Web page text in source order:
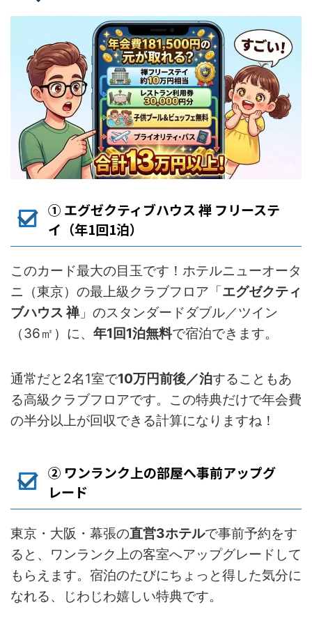
① エグゼクティブハウス 禅 フリーステ
イ（年1回1泊）
このカード最大の目玉です！ホテルニューオータ
ニ（東京）の最上級クラブフロア「エグゼクティ
ブハウス 禅」のスタンダードダブル／ツイン
（36㎡）に、 年1回1泊無料で宿泊できます。
通常だと2名1室で10万円前後／泊することもあ
る高級クラブフロアです。この特典だけで年会費
の半分以上が回収できる計算になりますね！
② ワンランク上の部屋へ事前アップグ
レード
東京・大阪・幕張の直営3ホテルで事前予約をす
ると、ワンランク上の客室へアップグレードして
もらえます。宿泊のたびにちょっと得した気分に
なれる、じわじわ嬉しい特典です。